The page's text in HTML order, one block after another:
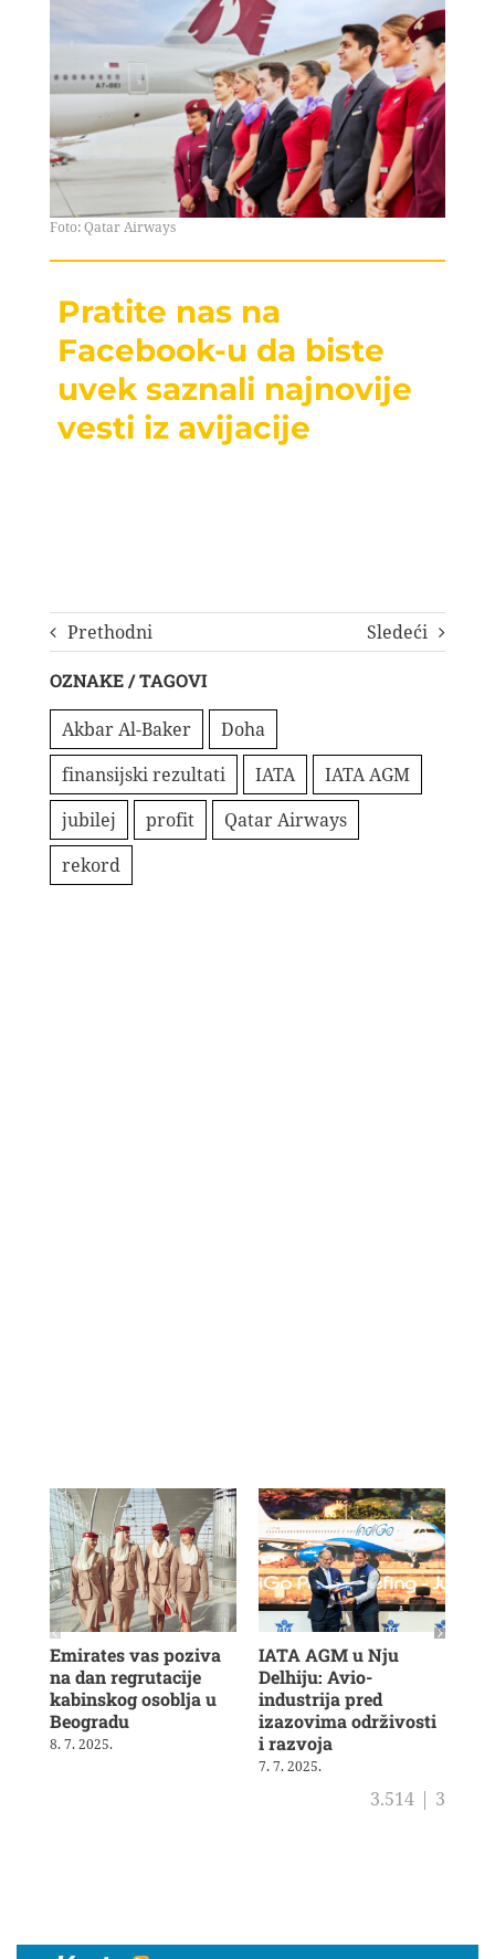
Foto: Qatar Airways
Pratite nas na
Facebook-u da biste
uvek saznali najnovije
vesti iz avijacije
Prethodni Sledeći
OZNAKE / TAGOVI
Akbar Al-Baker
Doha
finansijski rezultati
IATA
IATA AGM
jubilej
profit
Qatar Airways
rekord
Emirates vas poziva
na dan regrutacije
kabinskog osoblja u
Beogradu
8. 7. 2025.
IATA AGM u Nju
Delhiju: Avio-
industrija pred
izazovima održivosti
i razvoja
7. 7. 2025.
3.514 | 3